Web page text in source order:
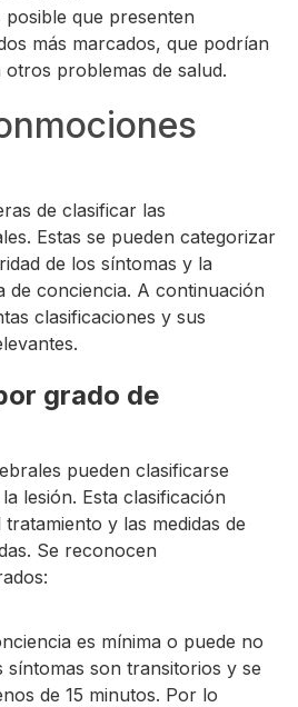
posible que presenten
más marcados, que podrían
problemas de salud.
de clasificar las
Estas se pueden categorizar
de los síntomas y la
de conciencia. A continuación
clasificaciones y sus
grado de
pueden clasificarse
lesión. Esta clasificación
y las medidas de
Se reconocen
es mínima o puede no
síntomas son transitorios y se
de 15 minutos. Por lo